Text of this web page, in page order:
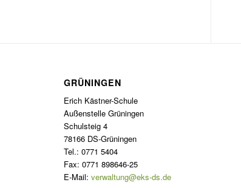
GRÜNINGEN
Erich Kästner-Schule
Außenstelle Grüningen
Schulsteig 4
78166 DS-Grüningen
Tel.: 0771 5404
Fax: 0771 898646-25
E-Mail:verwaltung@eks-ds.de